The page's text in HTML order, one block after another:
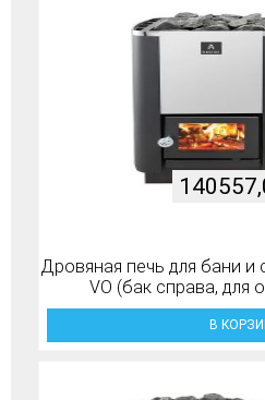
Дровяная печь для бани и
VO (бак справа, для
В